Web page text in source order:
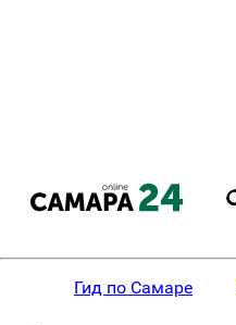
Гид по Самаре